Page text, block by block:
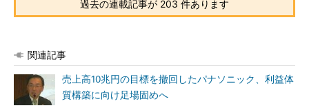
過去の連載記事が 203 件あります
関連記事
売上高10兆円の目標を撤回したパナソニック、利益体
質構築に向け足場固めへ